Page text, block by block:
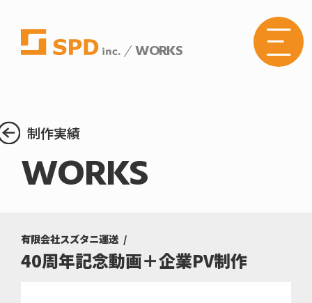
WORKS
制作実績
WORKS
有限会社スズタニ運送
40周年記念動画＋企業PV制作